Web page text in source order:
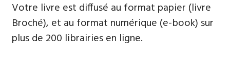
Votre livre est diffusé au format papier (livre
Broché), et au format numérique (e-book) sur
plus de 200 librairies en ligne.